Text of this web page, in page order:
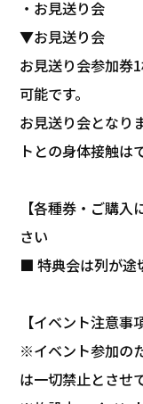
・お見送り会
▼お見送り会
お見送り会参加券
可能です。
お見送り会となり
トとの身体接触は
【各種券・ご購
さい
■ 特典会は列が途
【イベント注意
※イベント参加の
は一切禁止とさせ